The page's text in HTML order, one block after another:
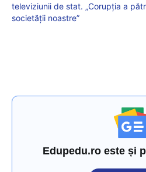
televiziunii de stat. „Corupţia a
societăţii noastre”
Edupedu.ro este și